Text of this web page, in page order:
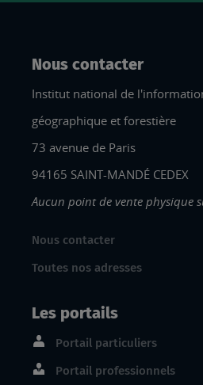
Nous contacter
Institut national de
géographique et forestière
73 avenue de Paris
94165 SAINT-MANDÉ CEDEX
Aucun point de vente physique
Nous contacter
Toutes nos adresses
Les portails
Portail particuliers
Portail professionnels